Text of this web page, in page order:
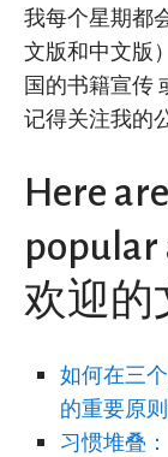
我每个星期都
文版和中文版
国的书籍宣传
记得关注我的
Here
欢迎的
如何在三
的重要原
习惯堆叠